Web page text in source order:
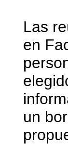
Las
en
un